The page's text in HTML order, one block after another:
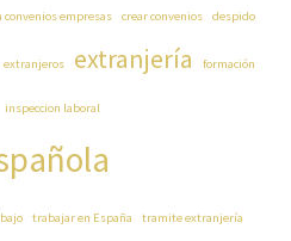
convenios empresas crear convenios despido
extranjeros extranjería formación
inspeccion laboral
trabajar en España tramite extranjería